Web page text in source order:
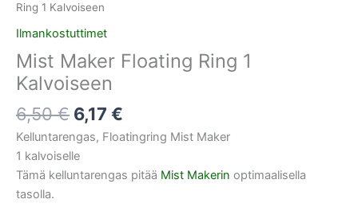
Ring 1 Kalvoiseen
Ilmankostuttimet
Mist Maker Floating Ring 1
Kalvoiseen
6,50€ 6,17 €
Kelluntarengas, Floatingring Mist Maker
1 kalvoiselle
Tämä kelluntarengas pitää Mist Makerin optimaalisella
tasolla.